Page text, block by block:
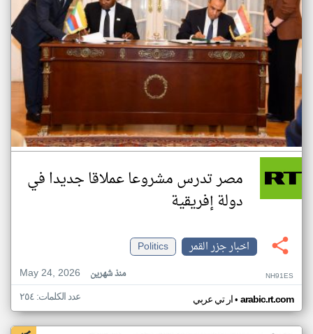
مصر تدرس مشروعا عملاقا جديدا في
دولة إفريقية
اخبار جزر القمر
Politics
May 24, 2026
منذ شهرين NH91ES
ار تي عربي• arabic.rt.com عدد الكلمات: ٢٥٤